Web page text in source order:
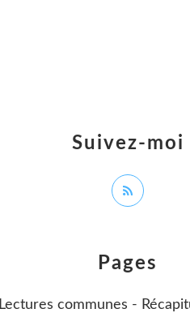
Pages
Lectures communes -
Suivez-moi